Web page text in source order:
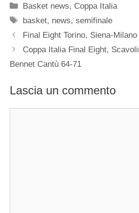
Categorie
Basket news, Coppa Italia
Tag
basket, news,semifinale
Final Eight Torino, Siena-
Coppa Italia Final Eight,
Bennet Cantù 64-71
Lascia un commento